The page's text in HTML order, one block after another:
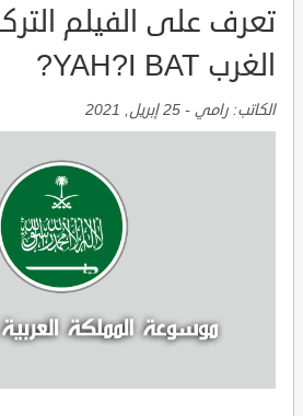
تعرف على الفيلم
الغرب YAH?I BAT?
الكاتب: رامي - 25 إبريل, 2021